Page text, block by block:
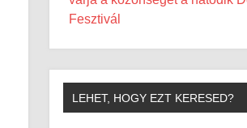
Fesztivál
LEHET, HOGY EZT KERESED?